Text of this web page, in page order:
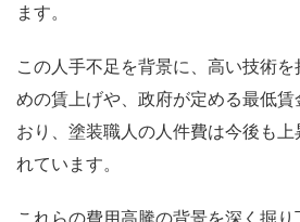
ます。
この人手不足を背景に、高い技術
めの賃上げや、政府が定める最低
おり、塗装職人の人件費は今後も
れています。